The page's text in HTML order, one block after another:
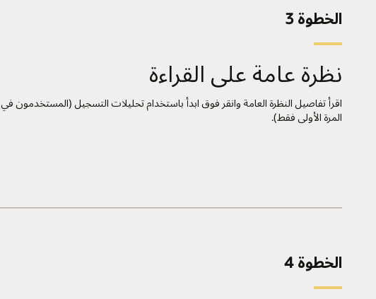
الخطوة 3
نظرة عامة على القراءة
اقرأ تفاصيل النظرة العامة وانقر فوق ابدأ باستخدام تحليلات التسجيل (المستخدمون في
المرة الأولى فقط).
الخطوة 4